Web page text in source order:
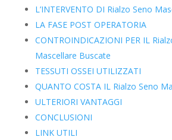
L’INTERVENTO DI Rialzo Seno
LA FASE POST OPERATORIA
CONTROINDICAZIONI PER IL
Mascellare Buscate
TESSUTI OSSEI UTILIZZATI
QUANTO COSTA IL Rialzo Seno
ULTERIORI VANTAGGI
CONCLUSIONI
LINK UTILI